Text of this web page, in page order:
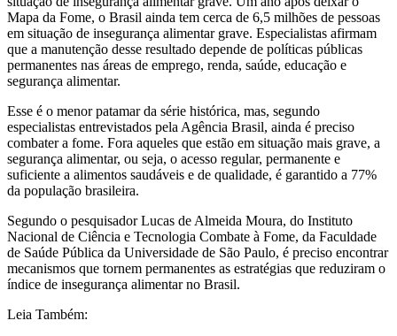
Mapa da Fome, o Brasil ainda tem cerca de 6,5 milhões de pessoas
em situação de insegurança alimentar grave. Especialistas afirmam
que a manutenção desse resultado depende de políticas públicas
permanentes nas áreas de emprego, renda, saúde, educação e
segurança alimentar.
Esse é o menor patamar da série histórica, mas, segundo
especialistas entrevistados pela Agência Brasil, ainda é preciso
combater a fome. Fora aqueles que estão em situação mais grave, a
segurança alimentar, ou seja, o acesso regular, permanente e
suficiente a alimentos saudáveis e de qualidade, é garantido a 77%
da população brasileira.
Segundo o pesquisador Lucas de Almeida Moura, do Instituto
Nacional de Ciência e Tecnologia Combate à Fome, da Faculdade
de Saúde Pública da Universidade de São Paulo, é preciso encontrar
mecanismos que tornem permanentes as estratégias que reduziram o
índice de insegurança alimentar no Brasil.
Leia Também: